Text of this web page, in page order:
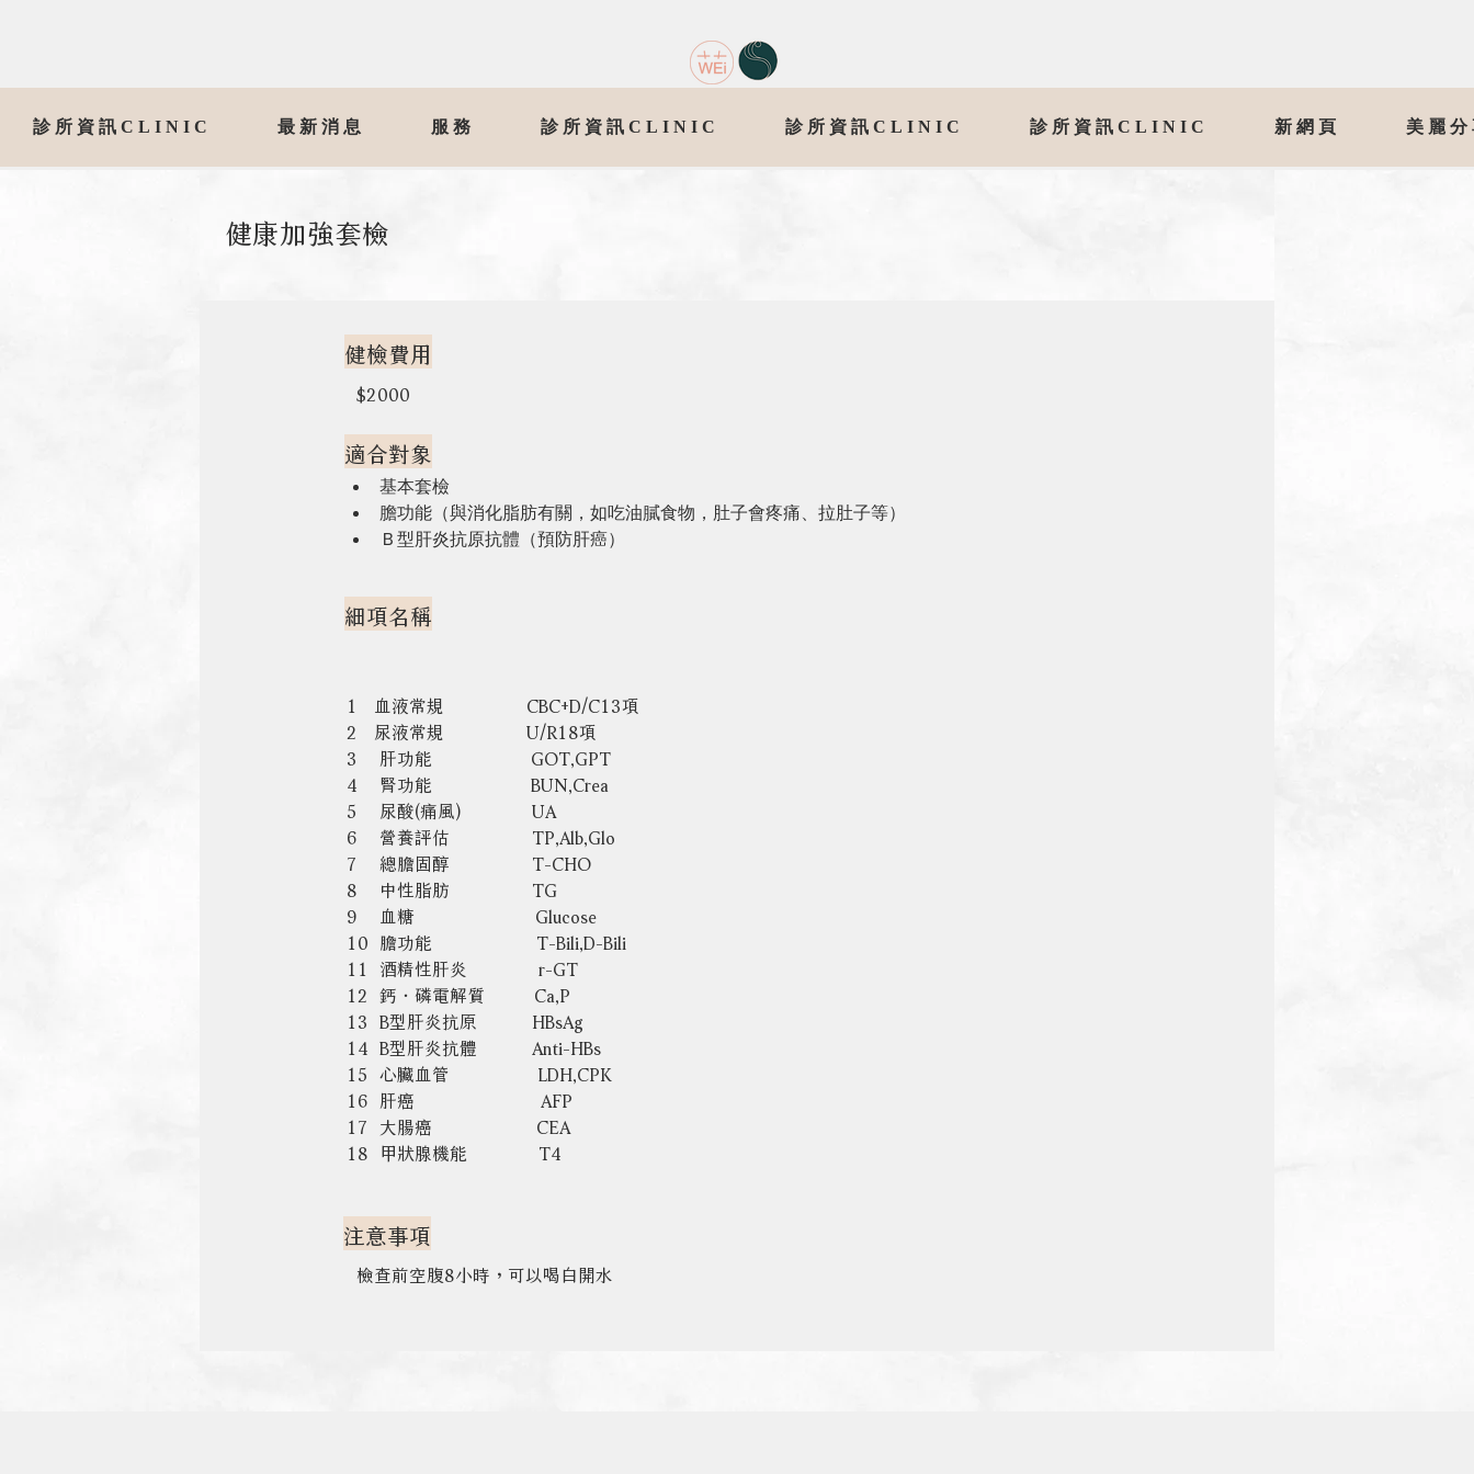
診所資訊CLINIC 最新消息 服務 診所資訊CLINIC 診所資訊CLINIC 診所資訊CLINIC 新網頁 美麗
健康加強套檢
健檢費用
$2000
適合對象
基本套檢
膽功能（與消化脂肪有關，如吃油膩食物，肚子會疼痛、拉肚子等）
Ｂ型肝炎抗原抗體（預防肝癌）
細項名稱
1   血液常規               CBC+D/C13項
2   尿液常規               U/R18項
3    肝功能                  GOT,GPT
4    腎功能                  BUN,Crea
5    尿酸(痛風)             UA
6    營養評估               TP,Alb,Glo
7    總膽固醇               T-CHO
8    中性脂肪               TG
9    血糖                      Glucose
10  膽功能                   T-Bili,D-Bili
11  酒精性肝炎             r-GT
12  鈣・磷電解質         Ca,P
13 B型肝炎抗原 HBsAg
14  B型肝炎抗體          Anti-HBs
15 心臟血管 LDH,CPK
16  肝癌                       AFP
17  大腸癌                   CEA
18  甲狀腺機能             T4
注意事項
檢查前空腹8小時，可以喝白開水